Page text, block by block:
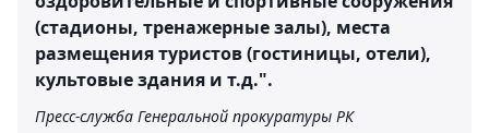
(стадионы, тренажерные залы), места
размещения туристов (гостиницы, отели),
культовые здания и т.д.".
Пресс-служба Генеральной прокуратуры РК